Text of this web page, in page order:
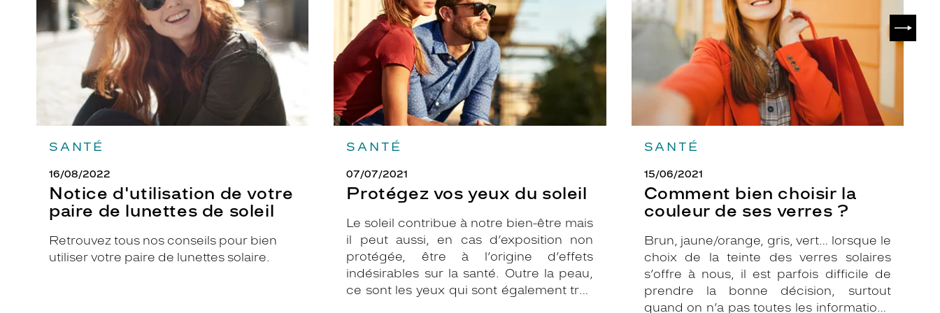
SANTÉ
16/08/2022
Notice d'utilisation de votre
paire de lunettes de soleil
Retrouvez tous nos conseils pour bien
utiliser votre paire de lunettes solaire.
de
lunettes
de
SANTÉ
07/07/2021
Protégez vos yeux du soleil
Le soleil contribue à notre bien-être mais
il peut aussi, en cas d’exposition non
protégée, être à l’origine d’effets
indésirables sur la santé. Outre la peau,
ce sont les yeux qui sont également très
SANTÉ
15/06/2021
Comment bien choisir la
couleur de ses verres ?
Brun, jaune/orange, gris, vert… lorsque le
choix de la teinte des verres solaires
s’offre à nous, il est parfois difficile de
prendre la bonne décision, surtout
quand on n’a pas toutes les informations
de
verres